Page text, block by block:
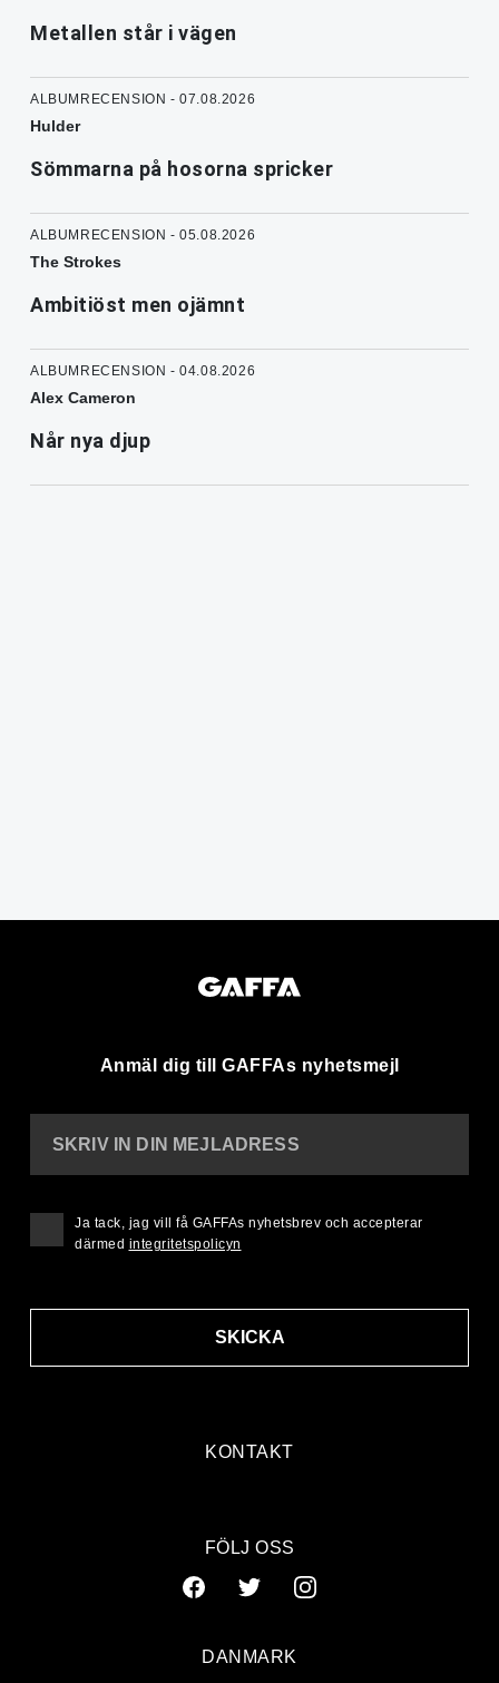
Metallen står i vägen
ALBUMRECENSION - 07.08.2026
Hulder
Sömmarna på hosorna spricker
ALBUMRECENSION - 05.08.2026
The Strokes
Ambitiöst men ojämnt
ALBUMRECENSION - 04.08.2026
Alex Cameron
Når nya djup
Anmäl dig till GAFFAs nyhetsmejl
KONTAKT
SKRIV IN DIN MEJLADRESS
SKICKA
Ja tack, jag vill få GAFFAs nyhetsbrev och accepterar
därmed integritetspolicyn
FÖLJ OSS
DANMARK